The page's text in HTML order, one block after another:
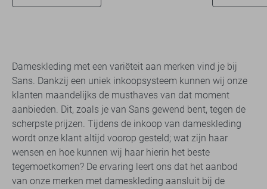
Dameskleding met een variëteit aan merken vind je bij
Sans. Dankzij een uniek inkoopsysteem kunnen wij onze
klanten maandelijks de musthaves van dat moment
aanbieden. Dit, zoals je van Sans gewend bent, tegen de
scherpste prijzen. Tijdens de inkoop van dameskleding
wordt onze klant altijd voorop gesteld; wat zijn haar
wensen en hoe kunnen wij haar hierin het beste
tegemoetkomen? De ervaring leert ons dat het aanbod
van onze merken met dameskleding aansluit bij de